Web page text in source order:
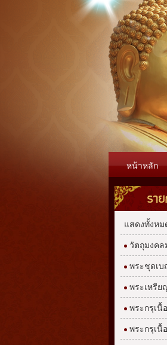
หน้าหลัก
รา
แสดงทั้งหม
วัตถุมงคล
พระชุดเ
พระเหรีย
พระกรุเนื้
พระกรุเนื้